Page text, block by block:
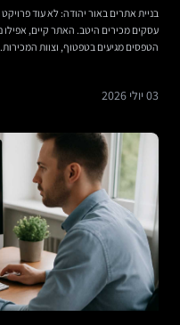
בניית אתרים באור יהודה: לא עוד
עסקים מכירים היטב. האתר קיים,
הטפסים מגיעים בטפטוף, וצוות
03 יולי 2026